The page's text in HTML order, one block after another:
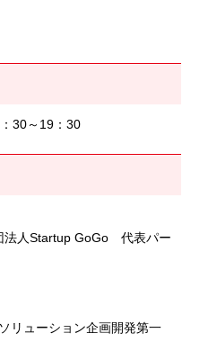
30～19：30
法人Startup GoGo 代表パー
リューション企画開発第一